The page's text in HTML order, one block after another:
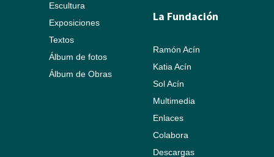
Escultura
Exposiciones
Textos
Álbum de fotos
Álbum de Obras
La Fundación
Ramón Acín
Katia Acín
Sol Acín
Multimedia
Enlaces
Colabora
Descargas